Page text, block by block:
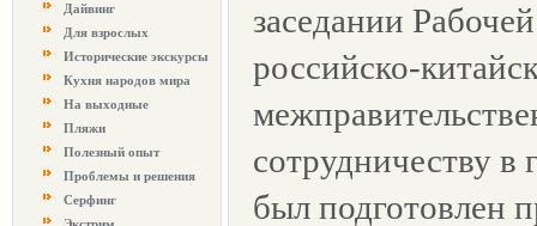
Дайвинг
Для взрослых
Исторические экскурсы
Кухня народов мира
На выходные
Пляжи
Полезный опыт
Проблемы и решения
Серфинг
заседании
российско-
сотрудничеству в
был подготовлен